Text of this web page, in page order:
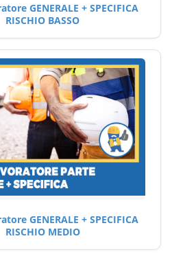
GENERALE + SPECIFICA
RISCHIO BASSO
GENERALE + SPECIFICA
RISCHIO MEDIO